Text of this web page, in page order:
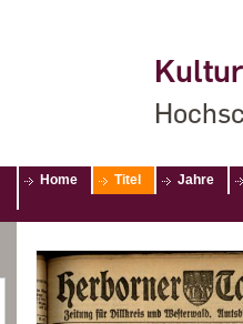
Home Titel Jahre